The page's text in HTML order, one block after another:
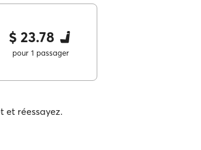
$ 23.78
pour 1 passager
et réessayez.